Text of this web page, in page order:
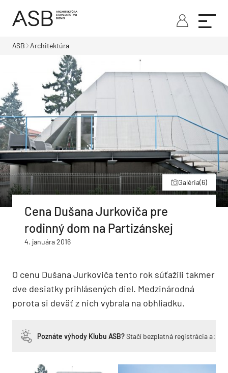
ASB Architektúra
Galéria(6)
Cena Dušana Jurkoviča pre
rodinný dom na Partizánskej
4. januára 2016
O cenu Dušana Jurkoviča tento rok súťažili takmer
dve desiatky prihlásených diel. Medzinárodná
porota si deväť z nich vybrala na obhliadku.
Poznáte výhody Klubu ASB?Stačí bezplatná registrácia a